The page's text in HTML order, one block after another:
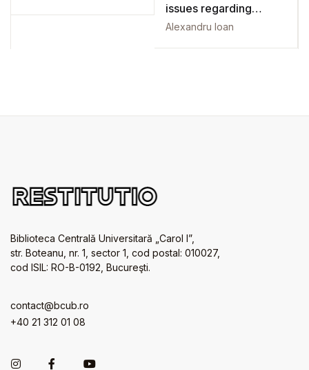
issues regarding
central and local
Alexandru Ioan
Biblioteca Centrală Universitară „Carol I”,
str. Boteanu, nr. 1, sector 1, cod postal: 010027,
cod ISIL: RO-B-0192, Bucureşti.
contact@bcub.ro
+40 21 312 01 08